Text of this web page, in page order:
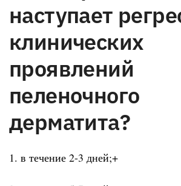
наступает
клинических
проявлений
пеленочного
дерматита?
1. в течение 2-3 дней;+